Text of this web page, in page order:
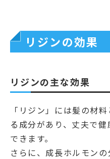
リジンの効果
リジンの主な効果
「リジン」には髪の材
る成分があり、丈夫で
できます。
さらに、成長ホルモン